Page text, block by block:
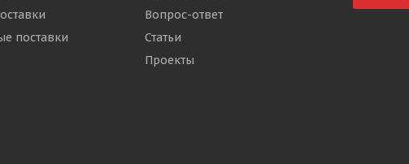
поставки
Вопрос-ответ
Статьи
Проекты